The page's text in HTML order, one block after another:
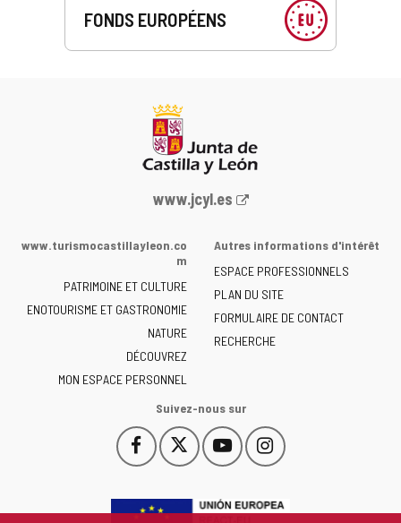
FONDS EUROPÉENS
Portail
la
de
Castilla
y
León
-
www.jcyl.es
www.turismocastillayleon.co
m
PATRIMOINE ET CULTURE
ENOTOURISME ET GASTRONOMIE
NATURE
DÉCOUVREZ
MON ESPACE PERSONNEL
Autres informations d'intérêt
ESPACE PROFESSIONNELS
PLAN DU SITE
FORMULAIRE DE CONTACT
RECHERCHE
Suivez-nous sur
Facebook
Este
enlace
abrirá
Este
enlace
abrirá
YouTube
Este
enlace
abrirá
Instagram
Este
enlace
abrirá